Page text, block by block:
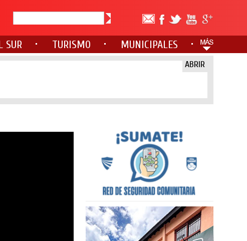
SUR TURISMO MUNICIPALES
ABRIR